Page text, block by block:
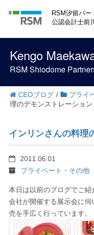
t
RSM汐留パ
公認会計士前
Kengo
RSM Shiodome
CEOブログ / プライ
理のデモンストレーション
インリンさんの料理
2011.06.01
プライベート・その他
本日は以前のブログでご
会社が開催する展示会に
売を手広く行っています。